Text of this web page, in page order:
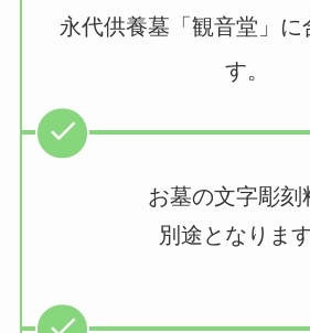
永代供養墓「観音堂」に
す。
お墓の文字彫刻
別途となります